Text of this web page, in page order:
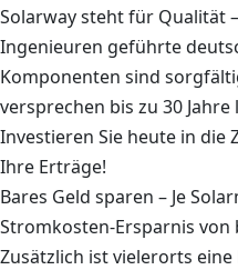
Solarway steht für Qualität
Ingenieuren geführte
Komponenten sind
versprechen bis zu 30
Investieren Sie heute in die
Ihre Erträge!
Bares Geld sparen – Je
Stromkosten-Ersparnis von
Zusätzlich ist vielerorts